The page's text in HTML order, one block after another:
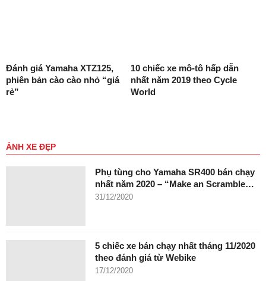
Đánh giá Yamaha XTZ125,
phiên bản cào cào nhỏ “giá
rẻ”
10 chiếc xe mô-tô hấp dẫn
nhất năm 2019 theo Cycle
World
ẢNH XE ĐẸP
Phụ tùng cho Yamaha SR400 bán chạy
nhất năm 2020 – “Make an Scramble…
31/12/2020
5 chiếc xe bán chạy nhất tháng 11/2020
theo đánh giá từ Webike
17/12/2020